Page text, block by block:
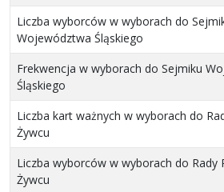
Liczba wyborców w wyborach do
Województwa Śląskiego
Frekwencja w wyborach do Sejmiku
Śląskiego
Liczba kart ważnych w wyborach do
Żywcu
Liczba wyborców w wyborach do Rady
Żywcu